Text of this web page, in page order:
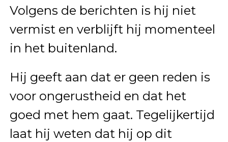
Volgens de berichten is hij niet
vermist en verblijft hij momenteel
in het buitenland.
Hij geeft aan dat er geen reden is
voor ongerustheid en dat het
goed met hem gaat. Tegelijkertijd
laat hij weten dat hij op dit